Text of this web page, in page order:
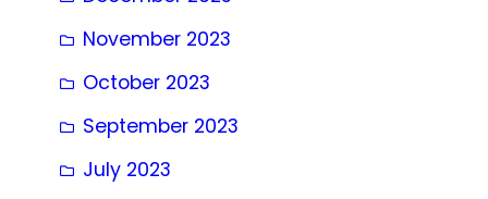
November 2023
October 2023
September 2023
July 2023